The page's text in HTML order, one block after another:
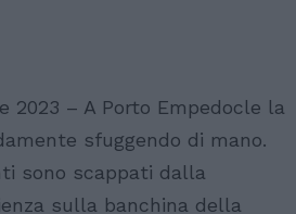
2023 – A Porto Empedocle la
sfuggendo di mano.
sono scappati dalla
sulla banchina della